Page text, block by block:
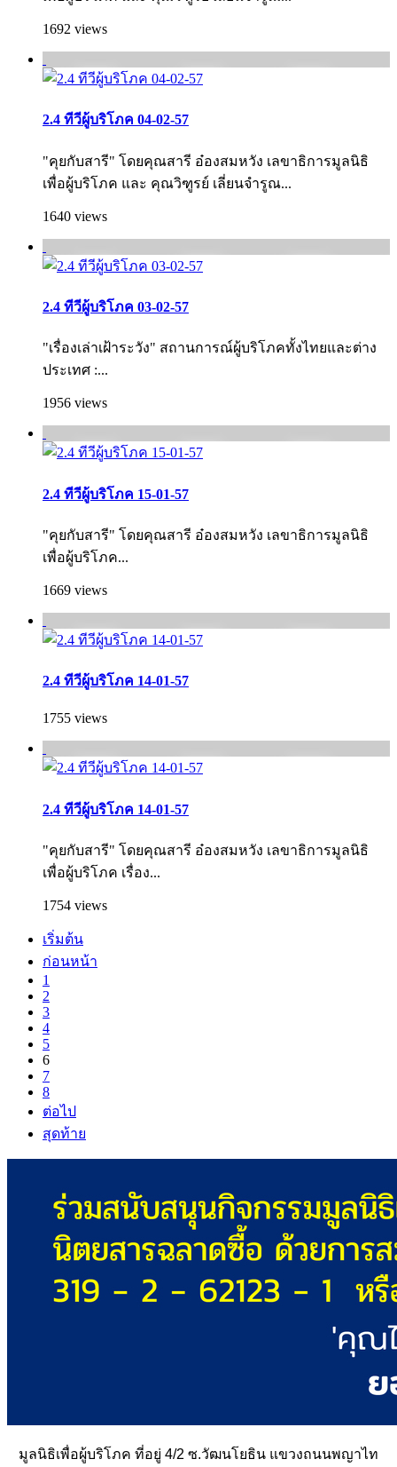
1692 views
2.4 ทีวีผู้บริโภค 04-02-57
"คุยกับสารี" โดยคุณสารี อ๋องสมหวัง เลขาธิการมูลนิธิ
เพื่อผู้บริโภค และ คุณวิฑูรย์ เลี่ยนจำรูณ...
1640 views
2.4 ทีวีผู้บริโภค 03-02-57
"เรื่องเล่าเฝ้าระวัง" สถานการณ์ผู้บริโภคทั้งไทยและต่าง
ประเทศ :...
1956 views
2.4 ทีวีผู้บริโภค 15-01-57
"คุยกับสารี" โดยคุณสารี อ๋องสมหวัง เลขาธิการมูลนิธิ
เพื่อผู้บริโภค...
1669 views
2.4 ทีวีผู้บริโภค 14-01-57
1755 views
2.4 ทีวีผู้บริโภค 14-01-57
"คุยกับสารี" โดยคุณสารี อ๋องสมหวัง เลขาธิการมูลนิธิ
เพื่อผู้บริโภค เรื่อง...
1754 views
เริ่มต้น
ก่อนหน้า
1
2
3
4
5
6
7
8
ต่อไป
สุดท้าย
มูลนิธิเพื่อผู้บริโภค ที่อยู่ 4/2 ซ.วัฒนโยธิน แขวงถนนพญาไท